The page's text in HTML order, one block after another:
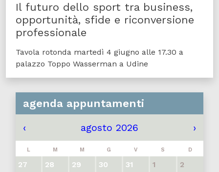
Il futuro dello sport tra business,
opportunità, sfide e riconversione
professionale
Tavola rotonda martedì 4 giugno alle 17.30 a
palazzo Toppo Wasserman a Udine
agenda appuntamenti
‹ agosto 2026 ›
L M M G V S D
27 28 29 30 31 1
2